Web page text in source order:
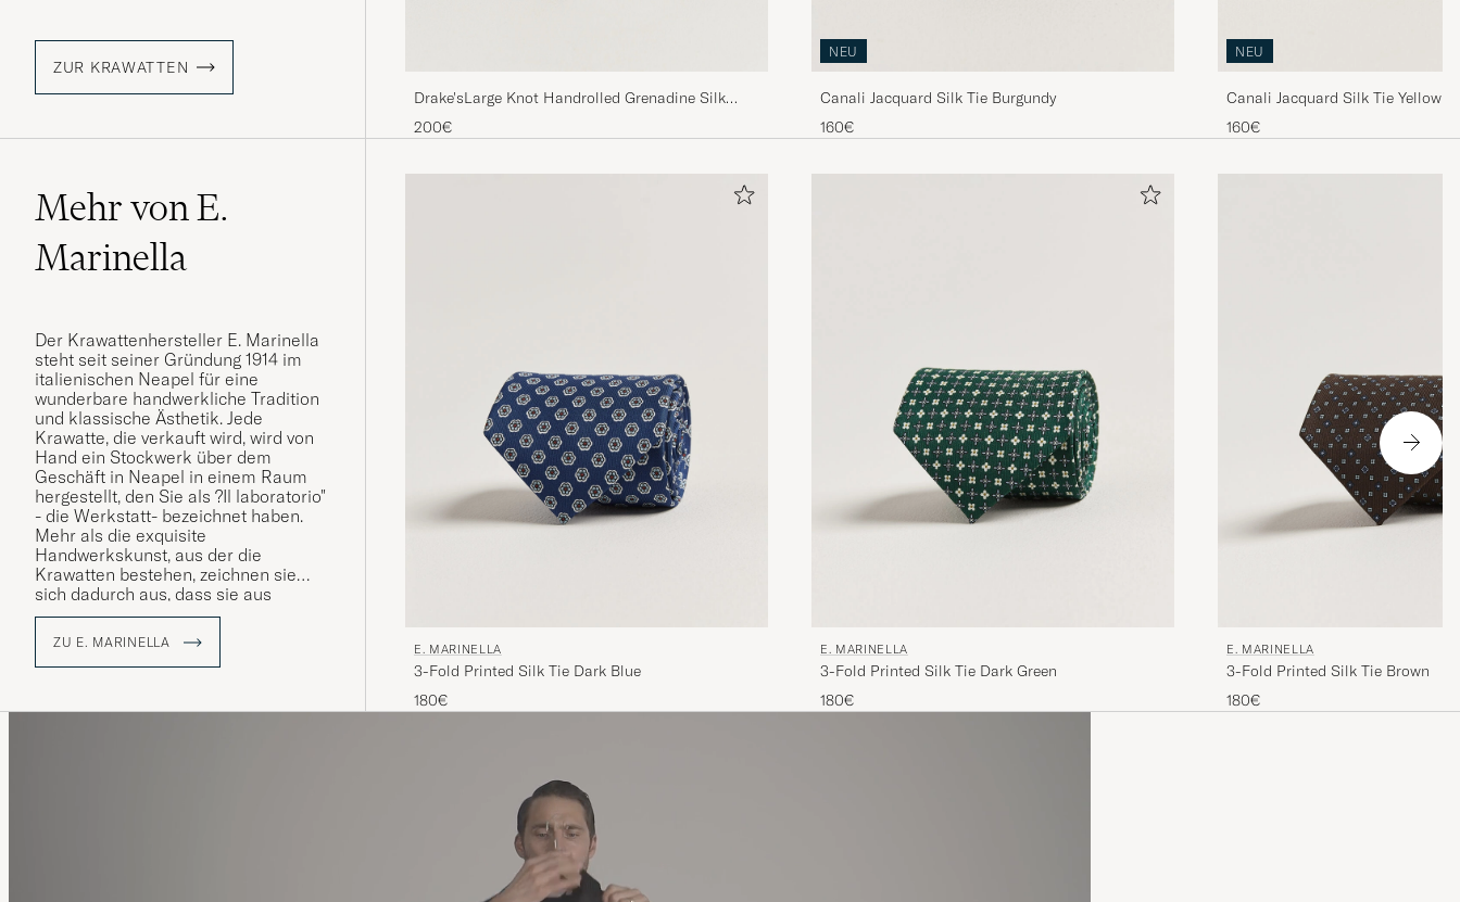
ZUR KRAWATTEN
Drake'sLarge Knot Handrolled Grenadine Silk
TieNavy
200€
NEU
Canali Jacquard Silk Tie Burgundy
160€
NEU
Canali Jacquard Silk Tie Yellow
160€
Mehr von E.
Marinella
Der Krawattenhersteller E. Marinella
steht seit seiner Gründung 1914 im
italienischen Neapel für eine
wunderbare handwerkliche Tradition
und klassische Ästhetik. Jede
Krawatte, die verkauft wird, wird von
Hand ein Stockwerk über dem
Geschäft in Neapel in einem Raum
hergestellt, den Sie als ?Il laboratorio"
- die Werkstatt- bezeichnet haben.
Mehr als die exquisite
Handwerkskunst, aus der die
Krawatten bestehen, zeichnen sie
sich dadurch aus, dass sie aus
handbedrucktem Seidenstoff aus
England bestehen. Etwas, von dem
man stolz sagen kann, dass es seit
der Gründung des Unternehmens
Familienunternehmen von
ZU E. MARINELLA E. MARINELLA
3-Fold Printed Silk Tie Dark Blue
180€
E. MARINELLA
3-Fold Printed Silk Tie Dark Green
180€
E. MARINELLA
3-Fold Printed Silk Tie Brown
180€